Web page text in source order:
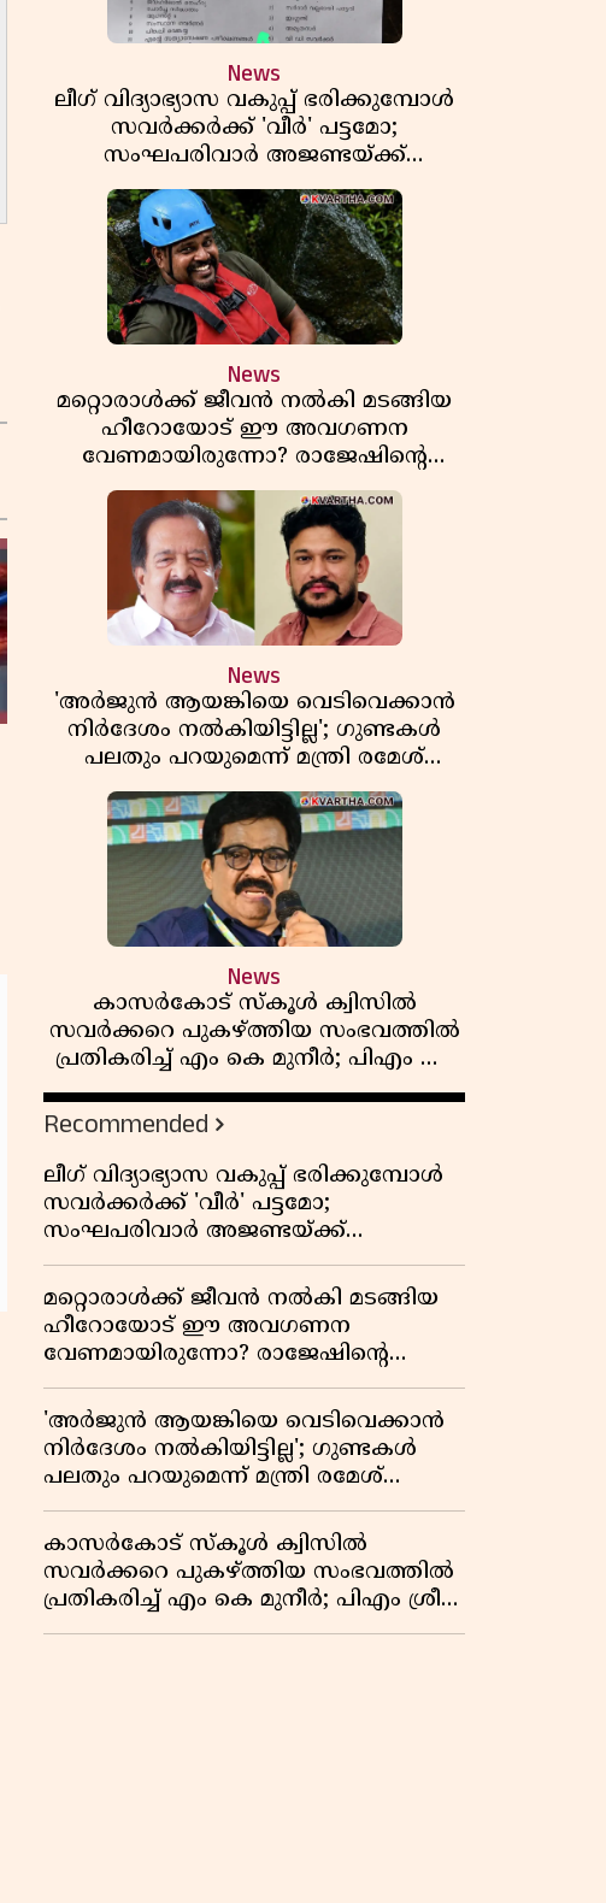
News
ലീഗ് വിദ്യാഭ്യാസ വകുപ്പ് ഭരിക്കുമ്പോൾ
സവർക്കർക്ക് 'വീർ' പട്ടമോ;
സംഘപരിവാർ അജണ്ടയ്ക്ക്
പച്ചക്കൊടി കാട്ടുന്നതാര്?
മഞ്ചേശ്വരത്തെ ക്വിസ് ചോദ്യം
വിവാദമാവുമ്പോൾ
News
മറ്റൊരാൾക്ക് ജീവൻ നൽകി മടങ്ങിയ
ഹീറോയോട് ഈ അവഗണന
വേണമായിരുന്നോ? രാജേഷിൻ്റെ
ഭൗതിക ശരീരത്തോടുള്ള അനാദരവിൽ
ആളിപ്പടരുന്ന ജനരോഷവും പാഠവും
News
'അർജുൻ ആയങ്കിയെ വെടിവെക്കാൻ
നിർദേശം നൽകിയിട്ടില്ല'; ഗുണ്ടകൾ
പലതും പറയുമെന്ന് മന്ത്രി രമേശ്
ചെന്നിത്തല
News
കാസർകോട് സ്കൂൾ ക്വിസിൽ
സവർക്കറെ പുകഴ്ത്തിയ സംഭവത്തിൽ
പ്രതികരിച്ച് എം കെ മുനീർ; പിഎം ശ്രീ
പദ്ധതിയിലും പ്രതികരണം
Recommended
ലീഗ് വിദ്യാഭ്യാസ വകുപ്പ് ഭരിക്കുമ്പോൾ
സവർക്കർക്ക് 'വീർ' പട്ടമോ;
സംഘപരിവാർ അജണ്ടയ്ക്ക്
പച്ചക്കൊടി കാട്ടുന്നതാര്?
മഞ്ചേശ്വരത്തെ ക്വിസ് ചോദ്യം
വിവാദമാവുമ്പോൾ
മറ്റൊരാൾക്ക് ജീവൻ നൽകി മടങ്ങിയ
ഹീറോയോട് ഈ അവഗണന
വേണമായിരുന്നോ? രാജേഷിൻ്റെ
ഭൗതിക ശരീരത്തോടുള്ള അനാദരവിൽ
ആളിപ്പടരുന്ന ജനരോഷവും പാഠവും
'അർജുൻ ആയങ്കിയെ വെടിവെക്കാൻ
നിർദേശം നൽകിയിട്ടില്ല'; ഗുണ്ടകൾ
പലതും പറയുമെന്ന് മന്ത്രി രമേശ്
ചെന്നിത്തല
കാസർകോട് സ്കൂൾ ക്വിസിൽ
സവർക്കറെ പുകഴ്ത്തിയ സംഭവത്തിൽ
പ്രതികരിച്ച് എം കെ മുനീർ; പിഎം ശ്രീ
പദ്ധതിയിലും പ്രതികരണം